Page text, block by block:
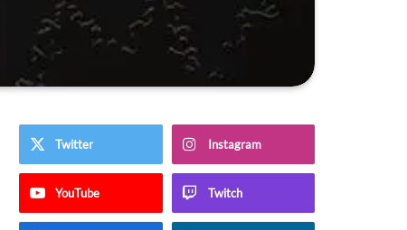
Twitter Instagram
YouTube Twitch